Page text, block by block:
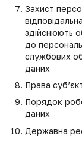
Захист
здійснюють
до
службових
даних
Права
Порядок
даних
Державна